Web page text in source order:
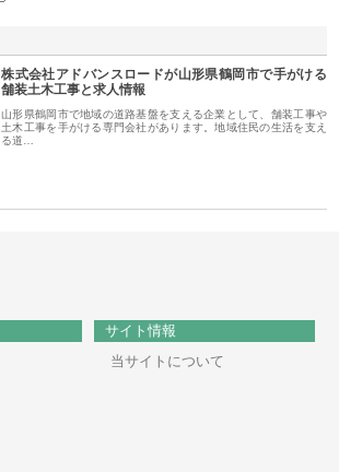
株式会社アドバンスロードが山形県鶴岡市で手がける
舗装土木工事と求人情報
山形県鶴岡市で地域の道路基盤を支える企業として、舗装工事や
土木工事を手がける専門会社があります。地域住民の生活を支え
る道…
サイト情報
当サイトについて